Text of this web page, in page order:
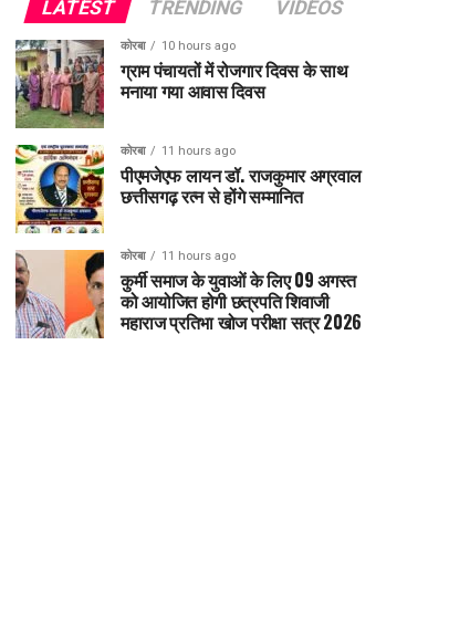
LATEST TRENDING VIDEOS
कोरबा 10 hours ago
ग्राम पंचायतों में रोजगार दिवस के साथ
मनाया गया आवास दिवस
कोरबा 11 hours ago
पीएमजेएफ लायन डॉ. राजकुमार अग्रवाल
छत्तीसगढ़ रत्न से होंगे सम्मानित
कोरबा 11 hours ago
कुर्मी समाज के युवाओं के लिए 09 अगस्त
को आयोजित होगी छत्रपति शिवाजी
महाराज प्रतिभा खोज परीक्षा सत्र 2026